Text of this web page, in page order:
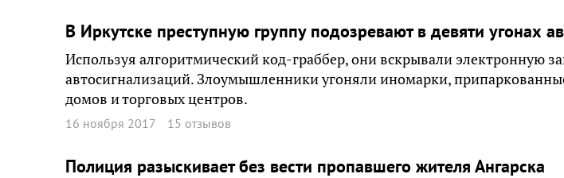
В Иркутске преступную группу подозревают в девяти угонах
Используя алгоритмический код-граббер, они вскрывали электронную
автосигнализаций. Злоумышленники угоняли иномарки,
домов и торговых центров.
16 ноября 2017 15 отзывов
Полиция разыскивает без вести пропавшего жителя Ангарска